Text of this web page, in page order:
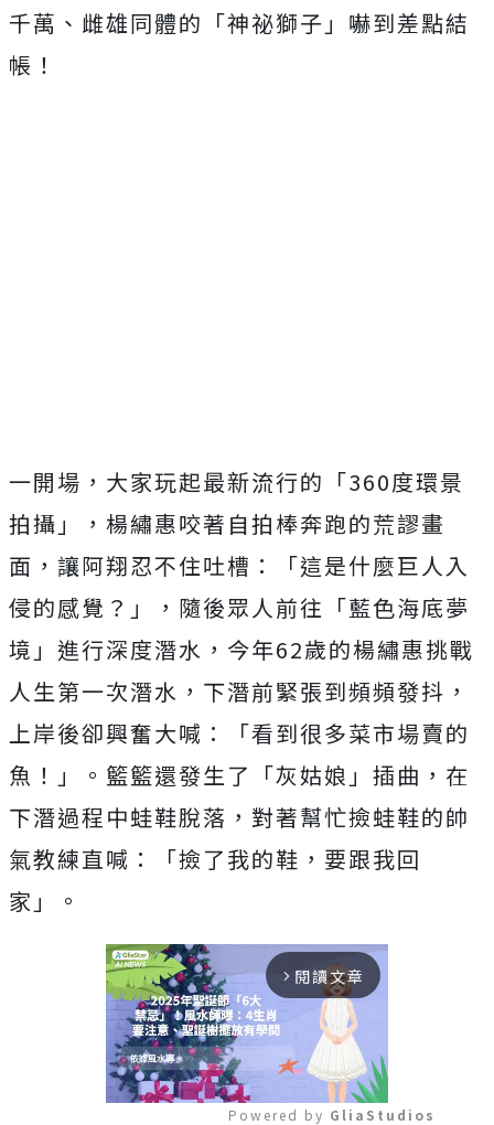
千萬、雌雄同體的「神祕獅子」嚇到差點結
帳！
一開場，大家玩起最新流行的「360度環景
拍攝」，楊繡惠咬著自拍棒奔跑的荒謬畫
面，讓阿翔忍不住吐槽：「這是什麼巨人入
侵的感覺？」，隨後眾人前往「藍色海底夢
境」進行深度潛水，今年62歲的楊繡惠挑戰
人生第一次潛水，下潛前緊張到頻頻發抖，
上岸後卻興奮大喊：「看到很多菜市場賣的
魚！」。籃籃還發生了「灰姑娘」插曲，在
下潛過程中蛙鞋脫落，對著幫忙撿蛙鞋的帥
氣教練直喊：「撿了我的鞋，要跟我回
家」。
arrow_forward_ios 閱讀文章
Powered by GliaStudios